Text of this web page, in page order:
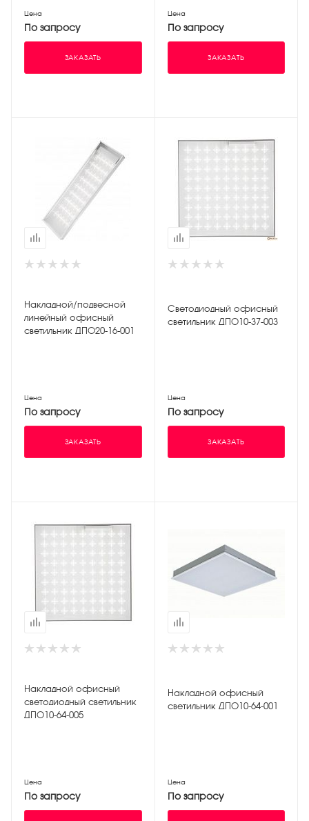
Цена
По запросу
ЗАКАЗАТЬ
Цена
По запросу
ЗАКАЗАТЬ
Накладной/подвесной
линейный офисный
светильник ДПО20-16-001
Цена
По запросу
ЗАКАЗАТЬ
Светодиодный офисный
светильник ДПО10-37-003
Цена
По запросу
ЗАКАЗАТЬ
Накладной офисный
светодиодный светильник
ДПО10-64-005
Цена
По запросу
Накладной офисный
светильник ДПО10-64-001
Цена
По запросу